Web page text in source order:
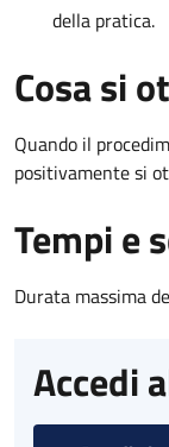
della pratica.
Cosa si
Quando il
positivamente si
Tempi e
Durata massima
Accedi